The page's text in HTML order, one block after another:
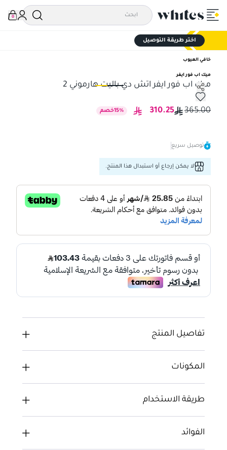
0
اختر طريقة التوصيل
خافي العيوب
ميك اب فور ايفر
ميك اب فور ايفر اتش دي باليت هارموني 2
ميك اب فور ايفر اتش دي باليت هارموني 2
365.00
310.25
15% خصم
توصيل سريع
لا يمكن إرجاع أو استبدال هذا المنتج.
تفاصيل المنتج
المكونات
طريقة الاستخدام
الفوائد